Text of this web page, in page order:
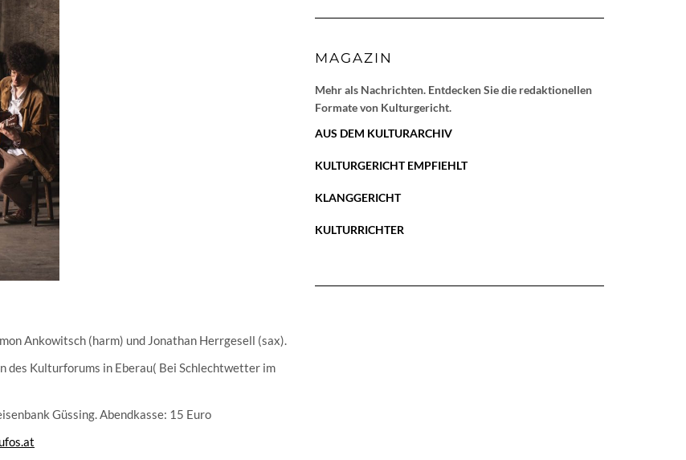
Ankowitsch (harm) und Jonathan Herrgesell (sax).
des Kulturforums in Eberau( Bei Schlechtwetter im
Güssing. Abendkasse: 15 Euro
MAGAZIN
Mehr als Nachrichten. Entdecken Sie die redaktionellen
Formate von Kulturgericht.
AUS DEM KULTURARCHIV
KULTURGERICHT EMPFIEHLT
KLANGGERICHT
KULTURRICHTER